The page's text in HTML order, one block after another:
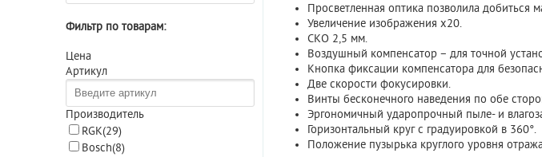
Фильтр по товарам:
Цена
Артикул
Производитель
RGK(29)
Bosch(8)
Просветленная оптика позволила добиться
Увеличение изображения х20.
СКО 2,5 мм.
Воздушный компенсатор – для точной
Кнопка фиксации компенсатора для
Две скорости фокусировки.
Винты бесконечного наведения по обе
Эргономичный ударопрочный пыле- и
Горизонтальный круг с градуировкой в 360°.
Положение пузырька круглого уровня